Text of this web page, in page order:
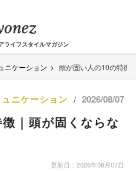
ライフスタイルマガジン
ニケーション 頭が固い人の10の特徴
ュニケーション / 2026/08/07
｜頭が固くならな
更新日：2026年08月07日